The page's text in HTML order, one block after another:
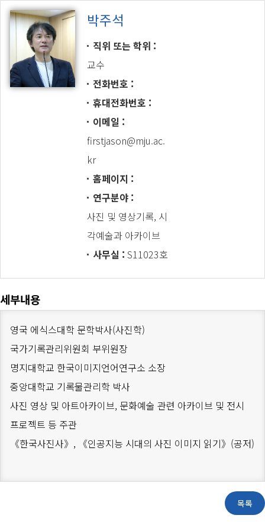
박주석
직위 또는 학위
교수
전화번호
휴대전화번호
이메일
firstjason@mju.ac.
kr
홈페이지
연구분야
사진 및 영상기록, 시
각예술과 아카이브
사무실 S11023호
세부내용
영국 에식스대학 문학박사(사진학)
국가기록관리위원회 부위원장
명지대학교 한국이미지언어연구소 소장
중앙대학교 기록물관리학 박사
사진 영상 및 아트아카이브, 문화예술 관련 아카이브 및 전시
프로젝트 등 주관
《한국사진사》, 《인공지능 시대의 사진 이미지 읽기》(공저)